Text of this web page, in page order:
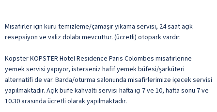
Misafirler için kuru temizleme/çamaşır yıkama servisi, 24 saat açık
resepsiyon ve valiz dolabı mevcuttur. (ücretli) otopark vardır.
Kopster KOPSTER Hotel Residence Paris Colombes misafirlerine
yemek servisi yapıyor, isterseniz hafif yemek büfesi/şarküteri
alternatifi de var. Barda/oturma salonunda misafirlerimize içecek servisi
yapılmaktadır. Açık büfe kahvaltı servisi hafta içi 7 ve 10, hafta sonu 7 ve
10.30 arasında ücretli olarak yapılmaktadır.